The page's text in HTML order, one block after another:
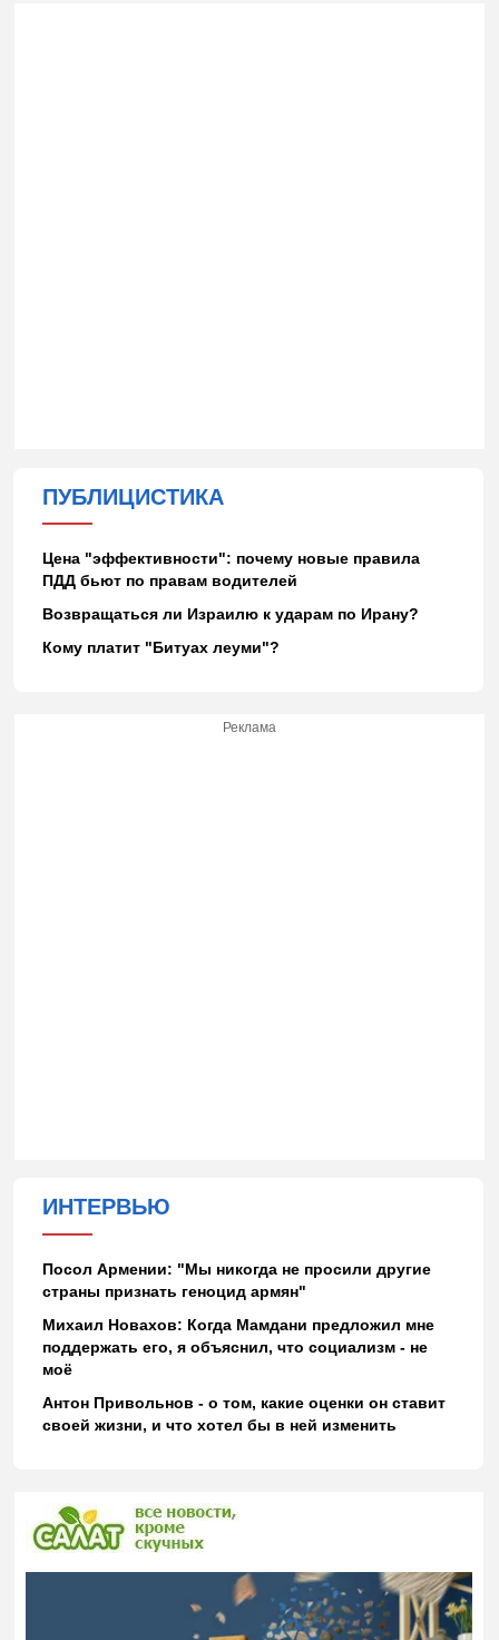
ПУБЛИЦИСТИКА
Цена "эффективности": почему новые правила
ПДД бьют по правам водителей
Возвращаться ли Израилю к ударам по Ирану?
Кому платит "Битуах леуми"?
Реклама
ИНТЕРВЬЮ
Посол Армении: "Мы никогда не просили другие
страны признать геноцид армян"
Михаил Новахов: Когда Мамдани предложил мне
поддержать его, я объяснил, что социализм - не
моё
Антон Привольнов - о том, какие оценки он ставит
своей жизни, и что хотел бы в ней изменить